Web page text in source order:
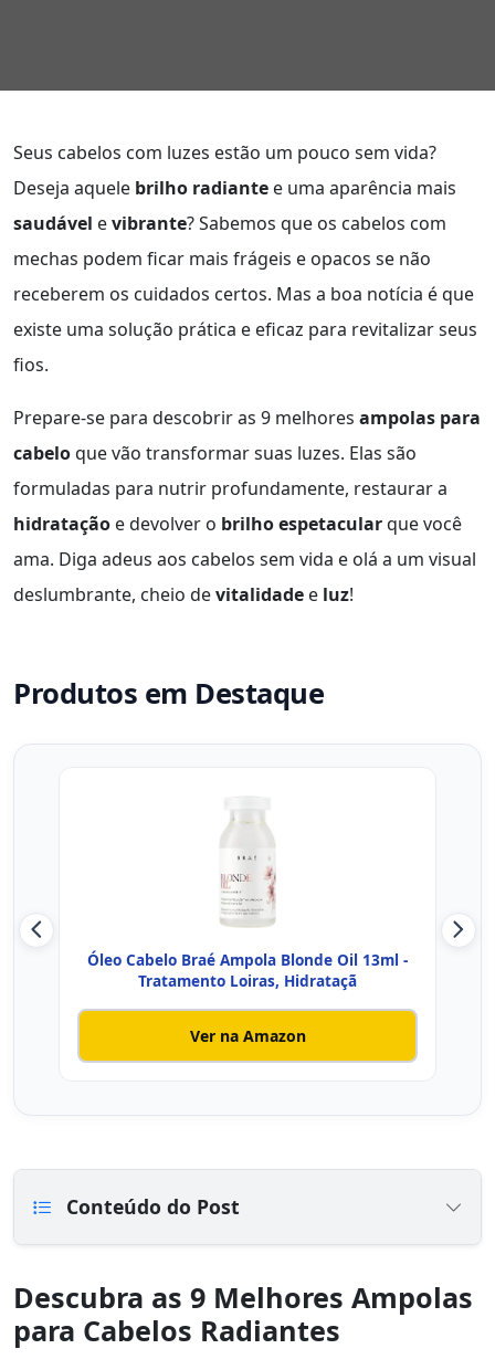
Seus cabelos com luzes estão um pouco sem vida?
Deseja aquele brilho radiante e uma aparência mais
saudável evibrante? Sabemos que os cabelos com
mechas podem ficar mais frágeis e opacos se não
receberem os cuidados certos. Mas a boa notícia é que
existe uma solução prática e eficaz para revitalizar seus
fios.
Prepare-se para descobrir as 9 melhores ampolas para
cabeloque vão transformar suas luzes. Elas são
formuladas para nutrir profundamente, restaurar a
hidratação e devolver o brilho espetacularque você
ama. Diga adeus aos cabelos sem vida e olá a um visual
deslumbrante, cheio devitalidade e luz!
Produtos em Destaque
Óleo Cabelo Braé Ampola Blonde Oil 13ml -
Tratamento Loiras, Hidrataçã
Ver na Amazon
Conteúdo do Post
Descubra as 9 Melhores Ampolas
para Cabelos Radiantes